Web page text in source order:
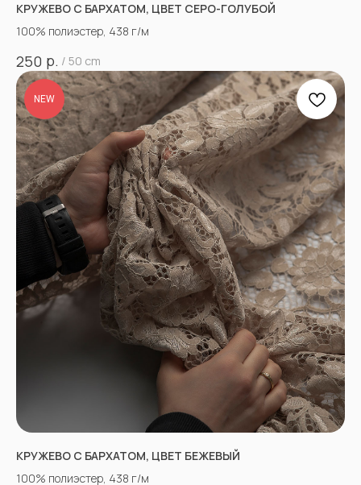
КРУЖЕВО С БАРХАТОМ, ЦВЕТ СЕРО-ГОЛУБОЙ
100% полиэстер, 438 г/м
250 р. / 50 cm
NEW
КРУЖЕВО С БАРХАТОМ, ЦВЕТ БЕЖЕВЫЙ
100% полиэстер, 438 г/м